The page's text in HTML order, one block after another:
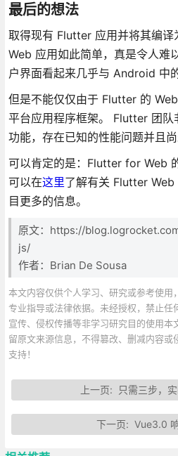
最后的想法
取得现有 Flutter 应用并将其编译
Web 应用如此简单，真是令人难
户界面看起来几乎与 Android 中
但是不能仅仅由于 Flutter 的
平台应用程序框架。 Flutter 团队
功能，存在已知的性能问题并且尚
可以肯定的是：Flutter for Web
可以在这里了解有关 Flutter
目更多的信息。
原文：https://
js/
作者：Brian De Sousa
本文内容仅供个人学习、研究或参考使用
专业指导或法律依据。未经授权，禁止任
宣传、侵权传播等非学习研究目的使用
留原文来源信息，不得篡改、删减内容或
支持！
上一页: 只需三步，
下一页:Vue3.0